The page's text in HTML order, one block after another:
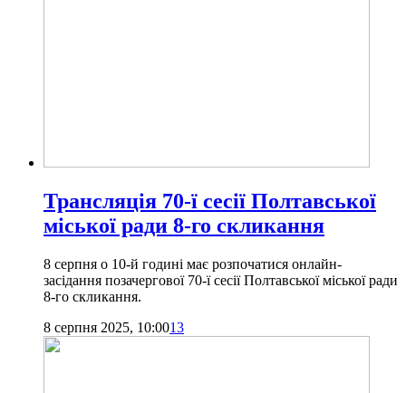
Трансляція 70-ї сесії Полтавської
міської ради 8-го скликання
8 серпня о 10-й годині має розпочатися онлайн-
засідання позачергової 70-ї сесії Полтавської міської ради
8-го скликання.
8 серпня 2025, 10:0013